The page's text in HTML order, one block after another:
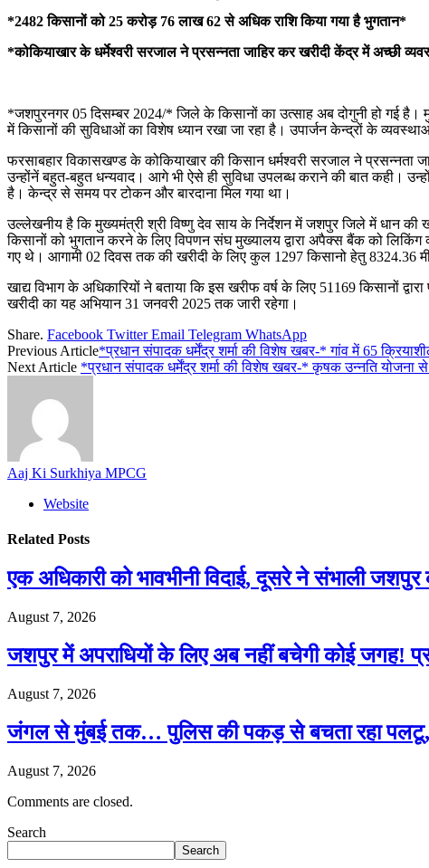
*2482 किसानों को 25 करोड़ 76 लाख 62 से अधिक राशि किया गया है भुगतान*
*कोकियाखार के धर्मेश्वरी सरजाल ने प्रसन्नता जाहिर कर खरीदी केंद्र में अच्छी
*जशपुरनगर 05 दिसम्बर 2024/* जिले के किसानों का उत्साह अब दोगुनी हो गई है।
में किसानों की सुविधाओं का विशेष ध्यान रखा जा रहा है। उपार्जन केन्द्रों के
फरसाबहार विकासखण्ड के कोकियाखार की किसान धर्मश्वरी सरजाल ने प्रसन्नता
उन्होंनें बहुत-बहुत धन्यवाद। आगे भी ऐसे ही सुविधा उपलब्ध कराने की बात कही।
है। केन्द्र से समय पर टोकन और बारदाना मिल गया था।
उल्लेखनीय है कि मुख्यमंत्री श्री विष्णु देव साय के निर्देशन में जशपुर जिले में धान
किसानों को भुगतान करने के लिए विपणन संघ मुख्यालय द्वारा अपैक्स बैंक को
गए थे। आगामी 02 दिवस तक की खरीदी के लिए कुल 1297 किसानो हेतु 8324.36
खाद्य विभाग के अधिकारियों ने बताया कि इस खरीफ वर्ष के लिए 51169 किसानों
खरीदी का यह अभियान 31 जनवरी 2025 तक जारी रहेगा।
Share. Facebook Twitter Email Telegram WhatsApp
Previous Article*प्रधान संपादक धर्मेंद्र शर्मा की विशेष खबर-* गांव में 65
Next Article *प्रधान संपादक धर्मेंद्र शर्मा की विशेष खबर-* कृषक उन्नति योजना
Aaj Ki Surkhiya MPCG
Website
Related Posts
एक अधिकारी को भावभीनी विदाई, दूसरे ने संभाली
August 7, 2026
जशपुर में अपराधियों के लिए अब नहीं बचेगी कोई जगह!
August 7, 2026
जंगल से मुंबई तक… पुलिस की पकड़ से बचता रहा
August 7, 2026
Comments are closed.
Search
Search